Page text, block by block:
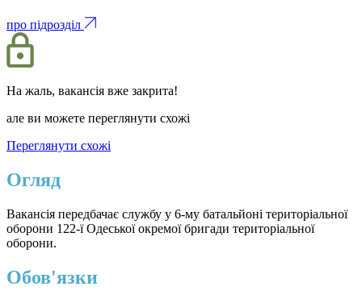
про підрозділ
На жаль, вакансія вже закрита!
але ви можете переглянути схожі
Переглянути схожі
Огляд
Вакансія передбачає службу у 6-му батальйоні територіальної
оборони 122-ї Одеської окремої бригади територіальної
оборони.
Обов'язки